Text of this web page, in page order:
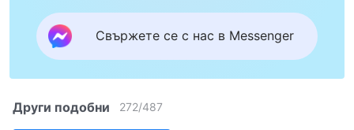
Свържете се с нас в Messenger
Други подобни 272/487